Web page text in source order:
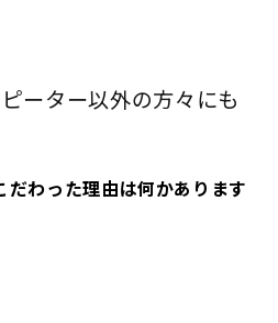
ーター以外の方々にも
だわった理由は何かあります